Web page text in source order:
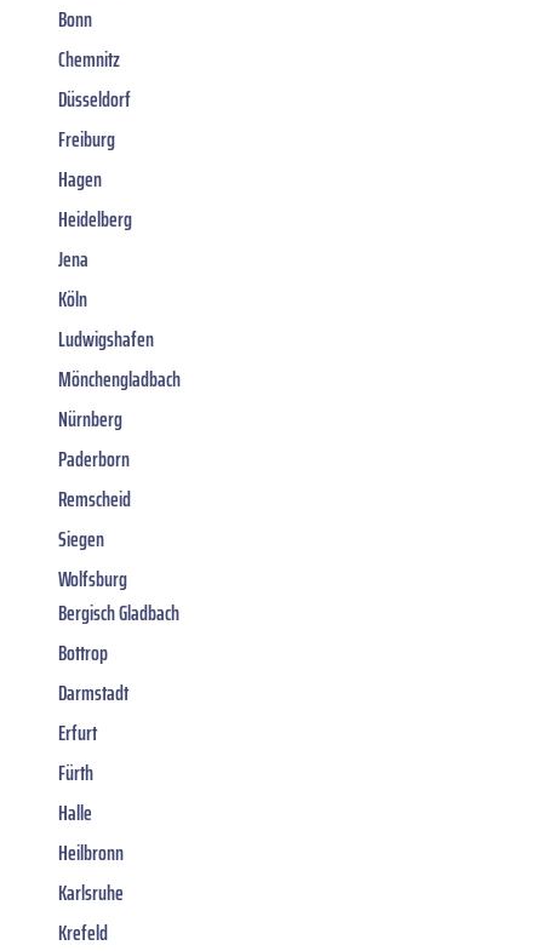
Bonn
Chemnitz
Düsseldorf
Freiburg
Hagen
Heidelberg
Jena
Köln
Ludwigshafen
Mönchengladbach
Nürnberg
Paderborn
Remscheid
Siegen
Wolfsburg
Bergisch Gladbach
Bottrop
Darmstadt
Erfurt
Fürth
Halle
Heilbronn
Karlsruhe
Krefeld